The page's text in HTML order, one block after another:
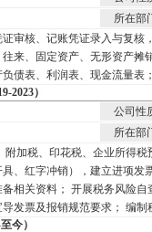
所在部
审核、记账凭证录入与复
来、固定资产、无形资产
债表、利润表、现金流量表
2023）
公司性
所在部
附加税、印花税、企业所得
具、红字冲销），建立进项
相关资料； 开展税务风险
发票及报销规范要求； 编
今）